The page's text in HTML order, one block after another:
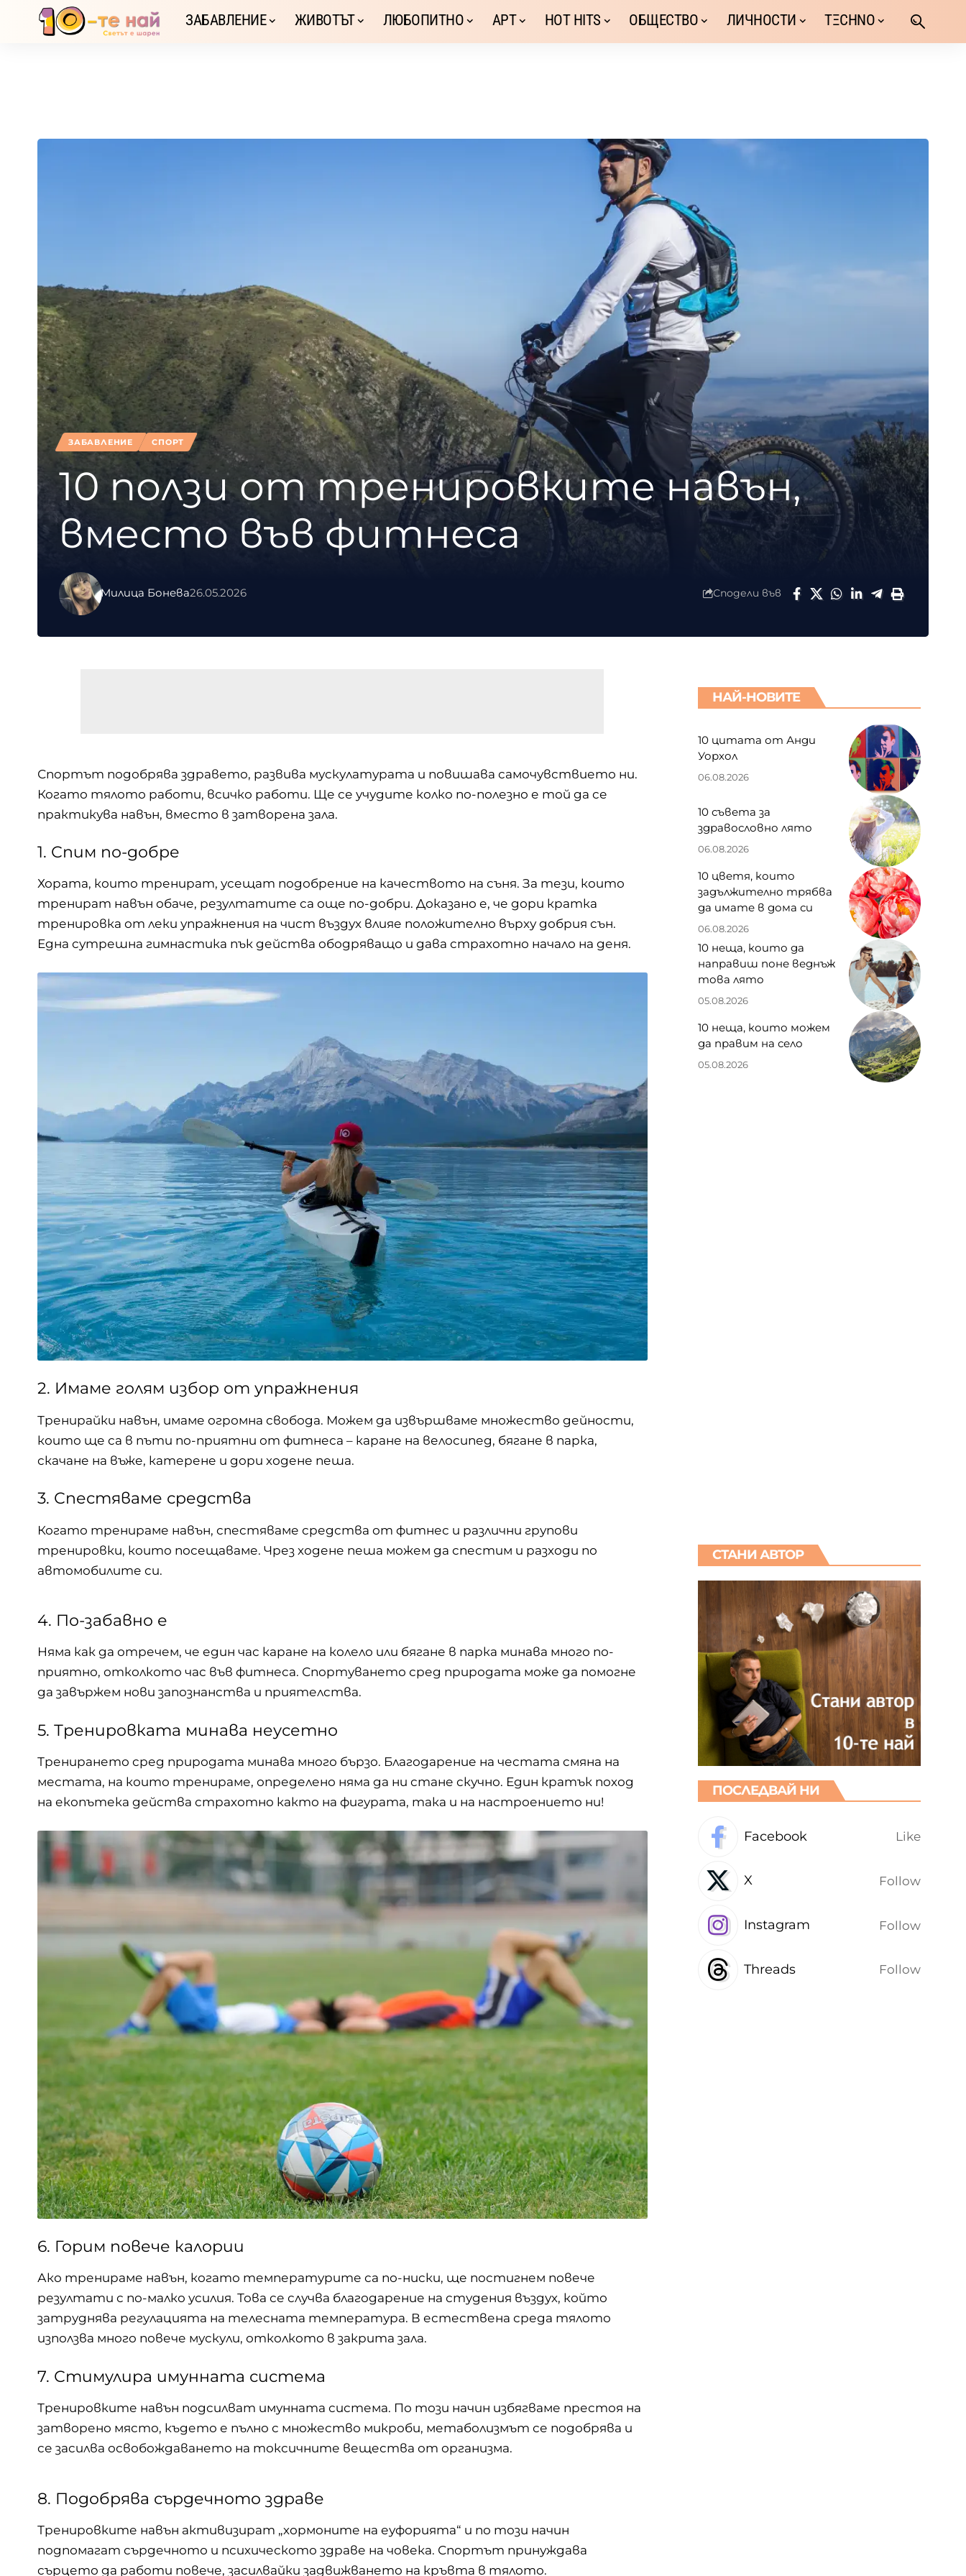
ЗАБАВЛЕНИЕ ЖИВОТЪТ ЛЮБОПИТНО АРТ HOT HITS ОБЩЕСТВО ЛИЧНОСТИ TΞCHNO
ЗАБАВЛЕНИЕ СПОРТ
10 ползи от тренировките навън,
вместо във фитнеса
Милица Бонева26.05.2026 Сподели във
Спортът подобрява здравето, развива мускулатурата и повишава самочувствието ни.
Когато тялото работи, всичко работи. Ще се учудите колко по-полезно е той да се
практикува навън, вместо в затворена зала.
1. Спим по-добре
Хората, които тренират, усещат подобрение на качеството на съня. За тези, които
тренират навън обаче, резултатите са още по-добри. Доказано е, че дори кратка
тренировка от леки упражнения на чист въздух влияе положително върху добрия сън.
Една сутрешна гимнастика пък действа ободряващо и дава страхотно начало на деня.
2. Имаме голям избор от упражнения
Тренирайки навън, имаме огромна свобода. Можем да извършваме множество дейности,
които ще са в пъти по-приятни от фитнеса – каране на велосипед, бягане в парка,
скачане на въже, катерене и дори ходене пеша.
3. Спестяваме средства
Когато тренираме навън, спестяваме средства от фитнес и различни групови
тренировки, които посещаваме. Чрез ходене пеша можем да спестим и разходи по
автомобилите си.
4. По-забавно е
Няма как да отречем, че един час каране на колело или бягане в парка минава много по-
приятно, отколкото час във фитнеса. Спортуването сред природата може да помогне
да завържем нови запознанства и приятелства.
5. Тренировката минава неусетно
Тренирането сред природата минава много бързо. Благодарение на честата смяна на
местата, на които тренираме, определено няма да ни стане скучно. Един кратък поход
на екопътека действа страхотно както на фигурата, така и на настроението ни!
6. Горим повече калории
Ако тренираме навън, когато температурите са по-ниски, ще постигнем повече
резултати с по-малко усилия. Това се случва благодарение на студения въздух, който
затруднява регулацията на телесната температура. В естествена среда тялото
използва много повече мускули, отколкото в закрита зала.
7. Стимулира имунната система
Тренировките навън подсилват имунната система. По този начин избягваме престоя на
затворено място, където е пълно с множество микроби, метаболизмът се подобрява и
се засилва освобождаването на токсичните вещества от организма.
8. Подобрява сърдечното здраве
Тренировките навън активизират „хормоните на еуфорията“ и по този начин
подпомагат сърдечното и психическото здраве на човека. Спортът принуждава
сърцето да работи повече, засилвайки задвижването на кръвта в тялото.
НАЙ-НОВИТЕ
10 цитата от Анди
Уорхол
06.08.2026
10 съвета за
здравословно лято
06.08.2026
10 цветя, които
задължително трябва
да имате в дома си
06.08.2026
10 неща, които да
направиш поне веднъж
това лято
05.08.2026
10 неща, които можем
да правим на село
05.08.2026
СТАНИ АВТОР
ПОСЛЕДВАЙ НИ
Facebook Like
X Follow
Instagram Follow
Threads Follow